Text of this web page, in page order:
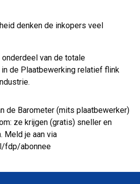
denken de inkopers veel
van de totale
in de Plaatbewerking relatief flink
de Barometer (mits plaatbewerker)
ze krijgen (gratis) sneller en
Meld je aan via
fdp/abonnee